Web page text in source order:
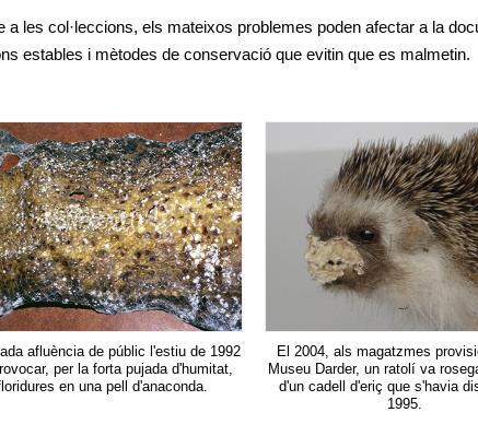
a les col·leccions, els mateixos problemes poden afectar a la
estables i mètodes de conservació que evitin que es malmetin.
afluència de públic l'estiu de 1992
per la forta pujada d'humitat,
en una pell d'anaconda.
El 2004, als magatzmes
Museu Darder, un ratolí va
d'un cadell d'eriç que s'havia
1995.